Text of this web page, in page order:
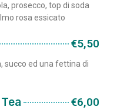
prosecco, top di soda
rosa essicato
€5,50
succo ed una fettina di
€6,00